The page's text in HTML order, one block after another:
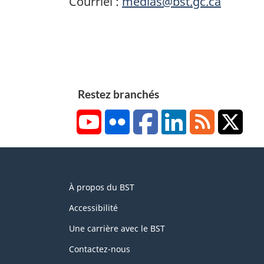
Restez branchés
YouTubeFlickr FacebookLinkedInRSS
this
site
À propos du BST
Accessibilité
Une carrière avec le BST
Contactez-nous